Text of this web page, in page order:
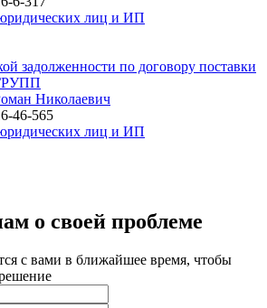
лиц и ИП
задолженности по договору поставки
Николаевич
46-565
лиц и ИП
о своей проблеме
с вами в ближайшее время, чтобы